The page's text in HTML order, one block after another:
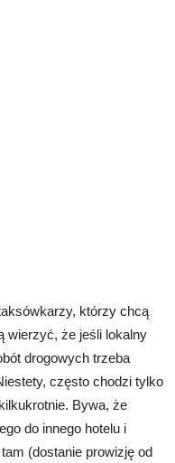
którzy chcą
wierzyć, że jeśli lokalny
drogowych trzeba
często chodzi tylko
Bywa, że
do innego hotelu i
(dostanie prowizję od